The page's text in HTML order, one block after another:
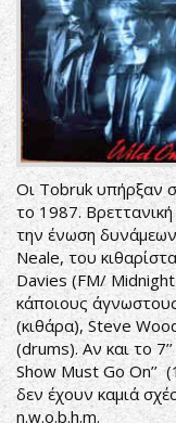
Οι Tobruk υπήρξαν
το 1987.
την ένωση
Neale, του
Davies (FM/
κάποιους
(κιθάρα), Steve
(drums). Αν και το
Show Must Go On’’
δεν έχουν καμιά
n.w.o.b.h.m.